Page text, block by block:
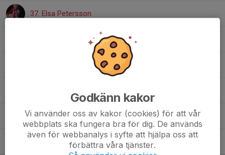
37. Elsa Petersson
24. Freya Tauberman
39. Millaray Zepeda
3. Märta Fälth
Godkänn kakor
Vi använder oss av kakor (cookies) för att vår
webbplats ska fungera bra för dig. De används
även för webbanalys i syfte att hjälpa oss att
förbättra våra tjänster.